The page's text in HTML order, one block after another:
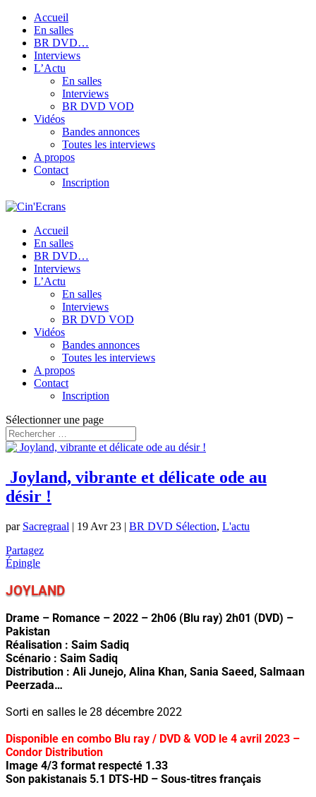
Accueil
En salles
BR DVD…
Interviews
L’Actu
En salles
Interviews
BR DVD VOD
Vidéos
Bandes annonces
Toutes les interviews
A propos
Contact
Inscription
Accueil
En salles
BR DVD…
Interviews
L’Actu
En salles
Interviews
BR DVD VOD
Vidéos
Bandes annonces
Toutes les interviews
A propos
Contact
Inscription
Sélectionner une page
Joyland, vibrante et délicate ode au
désir !
par Sacregraal | 19 Avr 23 | BR DVD Sélection, L'actu
Partagez
Épingle
JOYLAND
Drame – Romance – 2022 – 2h06 (Blu ray) 2h01 (DVD) –
Pakistan
Réalisation : Saim Sadiq
Scénario : Saim Sadiq
Distribution : Ali Junejo, Alina Khan, Sania Saeed, Salmaan
Peerzada…
Sorti en salles le 28 décembre 2022
Disponible en combo Blu ray / DVD & VOD le 4 avril 2023 –
Condor Distribution
Image 4/3 format respecté 1.33
Son pakistanais 5.1 DTS-HD – Sous-titres français